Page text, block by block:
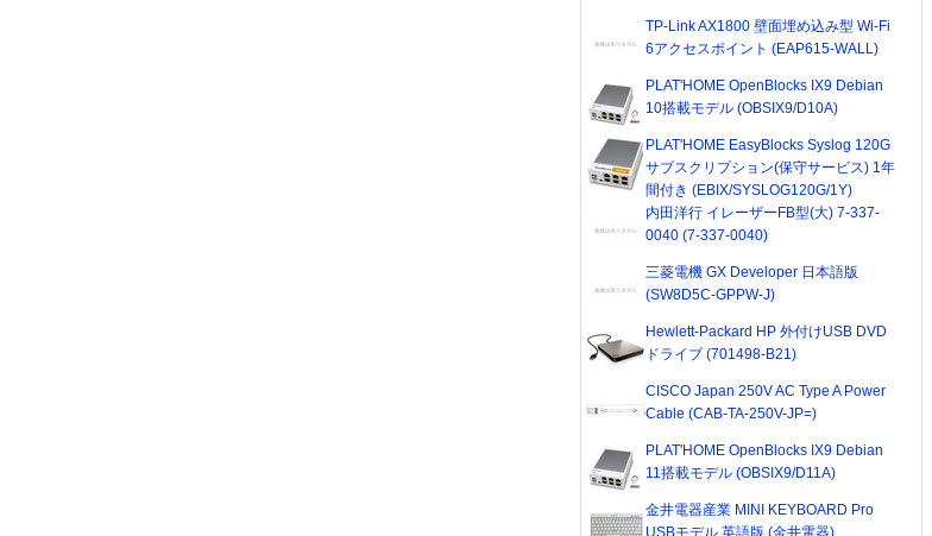
TP-Link AX1800 壁面埋め込み型 Wi-Fi
6アクセスポイント (EAP615-WALL)
PLAT'HOME OpenBlocks IX9 Debian
10搭載モデル (OBSIX9/D10A)
PLAT'HOME EasyBlocks Syslog 120G
サブスクリプション(保守サービス) 1年
間付き (EBIX/SYSLOG120G/1Y)
内田洋行 イレーザーFB型(大) 7-337-
0040 (7-337-0040)
三菱電機 GX Developer 日本語版
(SW8D5C-GPPW-J)
Hewlett-Packard HP 外付けUSB DVD
ドライブ (701498-B21)
CISCO Japan 250V AC Type A Power
Cable (CAB-TA-250V-JP=)
PLAT'HOME OpenBlocks IX9 Debian
11搭載モデル (OBSIX9/D11A)
金井電器産業 MINI KEYBOARD Pro
USBモデル 英語版 (金井電器)